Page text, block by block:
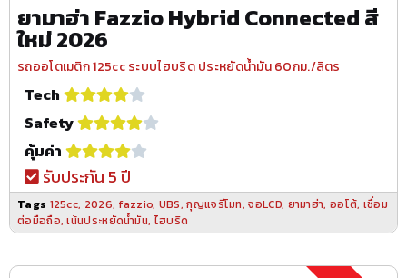
ยามาฮ่า Fazzio Hybrid Connected สี
ใหม่ 2026
รถออโตเมติก 125cc ระบบไฮบริด ประหยัดน้ำมัน 60กม./ลิตร
Tech
Safety
คุ้มค่า
รับประกัน 5 ปี
Tags 125cc, 2026, fazzio, UBS,กุญแจรีโมท,จอLCD, ยามาฮ่า, ออโต้, เชื่อม
ต่อมือถือ,เน้นประหยัดน้ำมัน, ไฮบริด